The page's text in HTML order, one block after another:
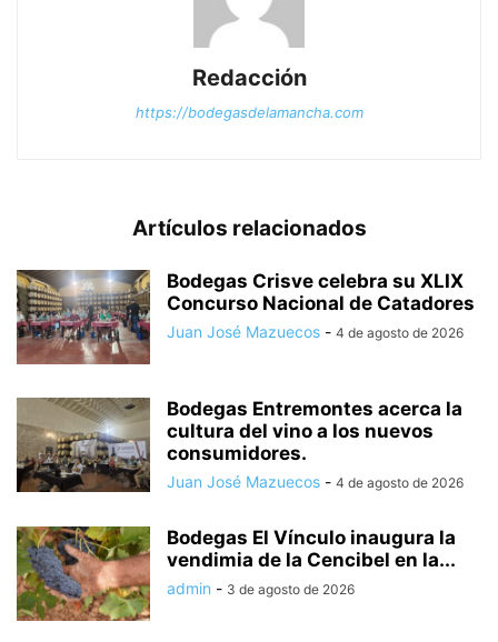
Redacción
https://bodegasdelamancha.com
Artículos relacionados
Bodegas Crisve celebra su XLIX
Concurso Nacional de Catadores
Juan José Mazuecos - 4 de agosto de 2026
Bodegas Entremontes acerca la
cultura del vino a los nuevos
consumidores.
Juan José Mazuecos - 4 de agosto de 2026
Bodegas El Vínculo inaugura la
vendimia de la Cencibel en la...
admin - 3 de agosto de 2026